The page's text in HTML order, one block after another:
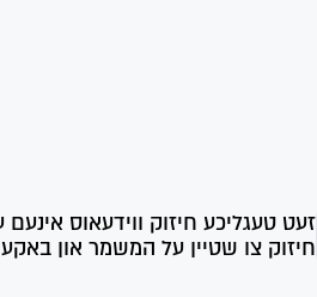
זעט טעגליכע חיזוק ווידעאוס
חיזוק צו שטיין על המשמר און